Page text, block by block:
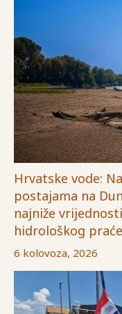
Hrvatske vode:
postajama na
najniže
hidrološkog
6 kolovoza, 2026